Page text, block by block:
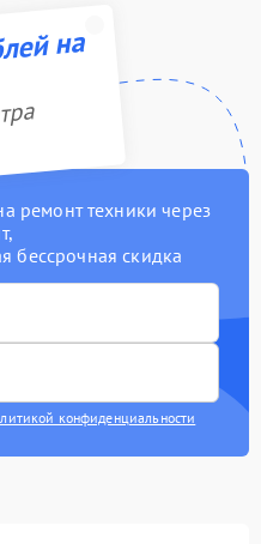
на
ремонт техники через
бессрочная скидка
конфиденциальности